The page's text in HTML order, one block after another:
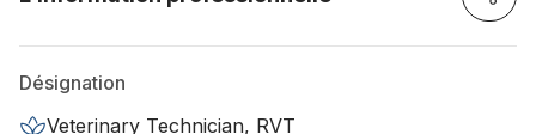
Désignation
Veterinary Technician, RVT